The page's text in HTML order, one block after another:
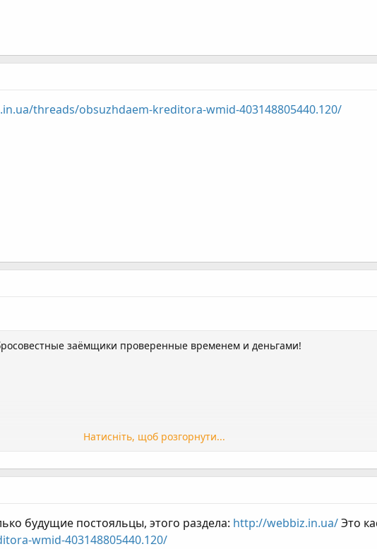
threads/obsuzhdaem-kreditora-wmid-403148805440.120/
заёмщики проверенные временем и деньгами!
Натисніть, щоб розгорнути...
будущие постояльцы, этого раздела: http://webbiz.in.ua/Это
wmid-403148805440.120/